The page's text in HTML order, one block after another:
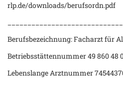
rlp.de/downloads/berufsordn.pdf
Berufsbezeichnung: Facharzt für
Betriebsstättennummer 49 860 48
Lebenslange Arztnummer